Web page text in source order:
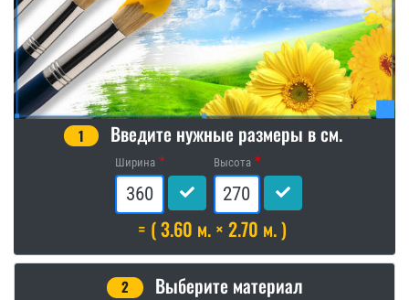
1 Введите нужные размеры в см.
Ширина Высота
= ( 3.60 м. × 2.70 м. )
2 Выберите материал